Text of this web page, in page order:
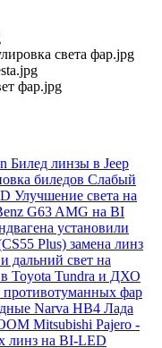
Билед линзы в Jeep
биледов Слабый
Улучшение света на
G63 AMG на BI
установили
Plus) замена линз
дальний свет на
Toyota Tundra и ДХО
противотуманных фар
Narva HB4 Лада
Mitsubishi Pajero -
линз на BI-LED